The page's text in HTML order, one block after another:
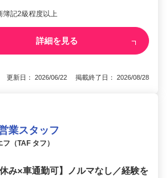
簿記2級程度以上
詳細を見る
更新日： 2026/06/22 掲載終了日： 2026/08/28
業スタッフ
（TAF タフ）
み×車通勤可】ノルマなし／経験を